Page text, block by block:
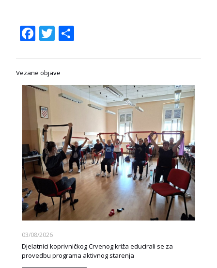
Facebook
Twitter
Share
Vezane objave
03/08/2026
Djelatnici koprivničkog Crvenog križa educirali se za
provedbu programa aktivnog starenja